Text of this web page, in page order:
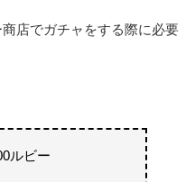
店でガチャをする際に必要
ルビー